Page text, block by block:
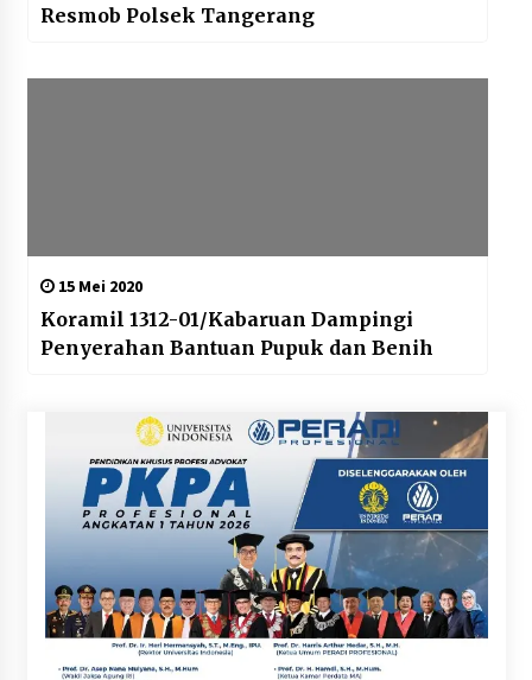
Resmob Polsek Tangerang
15 Mei 2020
Koramil 1312-01/Kabaruan Dampingi
Penyerahan Bantuan Pupuk dan Benih